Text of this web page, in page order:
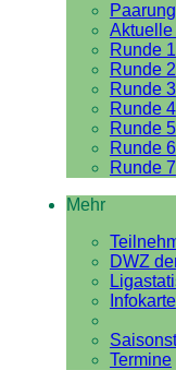
Runde 1
Runde 2
Runde 3
Runde 4
Runde 5
Runde 6
Runde 7
Mehr
DWZ
Infokarte
Termine